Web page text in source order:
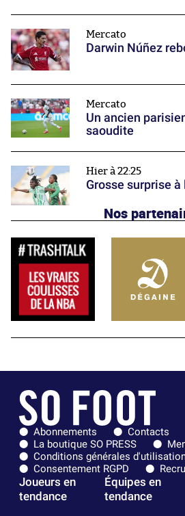
Mercato
Darwin Núñez
Mercato
Un ancien
saoudite
Hier à 22:25
Grosse surprise à
Nos
Abonnements
Contacts
La boutique SO PRESS
Conditions générales
Consentement RGPD
Joueurs en
tendance
Équipes en
tendance